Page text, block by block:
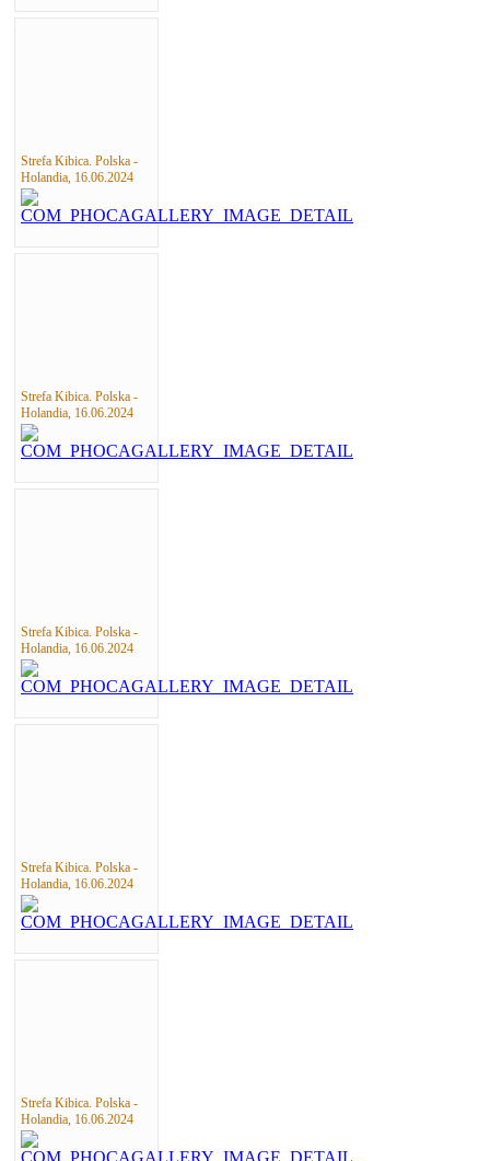
Strefa Kibica. Polska -
Holandia, 16.06.2024
Strefa Kibica. Polska -
Holandia, 16.06.2024
Strefa Kibica. Polska -
Holandia, 16.06.2024
Strefa Kibica. Polska -
Holandia, 16.06.2024
Strefa Kibica. Polska -
Holandia, 16.06.2024